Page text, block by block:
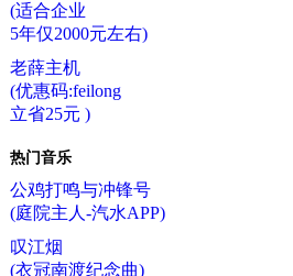
(适合企业
5年仅2000元左右)
老薛主机
(优惠码:feilong
立省25元 )
热门音乐
公鸡打鸣与冲锋号
(庭院主人-汽水APP)
叹江烟
(衣冠南渡纪念曲)